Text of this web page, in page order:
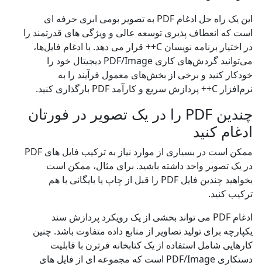
این یک راه حل ادغام PDF به تصویر بومی ابری حرفه ای
است که انعطاف پذیری توسعه عالی و ویژگی های قدرتمند را
در اختیار برنامه نویسان C++ قرار می دهد. با ادغام فایل‌ها،
می‌توانید گردش‌های کاری PDF/Image دیجیتال خود را
خودکار کنید و برخی از بخش‌های معمول فرآیند را به
نرم‌افزار C++ پردازش سریع و کارآمد PDF بارگذاری کنید.
چندین PDF را در یک تصویر در فورتان
ادغام کنید
ممکن است در بسیاری از موارد نیاز به ترکیب فایل های PDF
در یک تصویر واحد داشته باشید. برای مثال، ممکن است
بخواهید چندین فایل PDF را قبل از چاپ یا بایگانی با هم
ترکیب کنید.
ادغام PDF می تواند بخشی از یک رویکرد پردازش سند
یکپارچه برای تولید تصاویر از منابع داده متفاوت باشد. چنین
کارهایی شامل استفاده از یک کتابخانه فرترن با قابلیت
دستکاری PDF/Image است که مجموعه ای از فایل های